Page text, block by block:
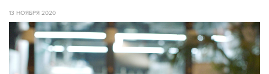
13 НОЯБРЯ 2020